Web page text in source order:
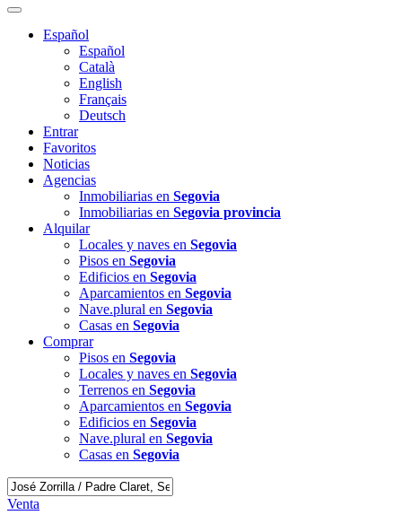
Español
Español
Català
English
Français
Deutsch
Entrar
Favoritos
Noticias
Agencias
Inmobiliarias en Segovia
Inmobiliarias en Segovia provincia
Alquilar
Locales y naves en Segovia
Pisos en Segovia
Edificios en Segovia
Aparcamientos en Segovia
Nave.plural en Segovia
Casas en Segovia
Comprar
Pisos en Segovia
Locales y naves en Segovia
Terrenos en Segovia
Aparcamientos en Segovia
Edificios en Segovia
Nave.plural en Segovia
Casas en Segovia
Venta